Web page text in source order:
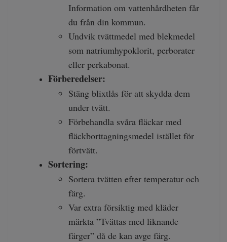
Information om vattenhårdheten får
du från din kommun.
Undvik tvättmedel med blekmedel
som natriumhypoklorit, perborater
eller perkabonat.
Förberedelser:
Stäng blixtlås för att skydda dem
under tvätt.
Förbehandla svåra fläckar med
fläckborttagningsmedel istället för
förtvätt.
Sortering:
Sortera tvätten efter temperatur och
färg.
Var extra försiktig med kläder
märkta ”Tvättas med liknande
färger” då de kan avge färg.